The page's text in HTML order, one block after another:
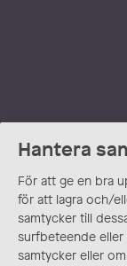
Hantera
För att ge en bra
för att lagra och/
samtycker till
surfbeteende eller
samtycker eller